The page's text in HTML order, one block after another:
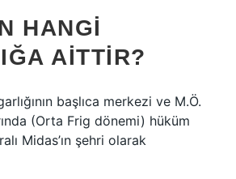
HANGI
AITTIR?
başlıca merkezi ve M.Ö.
(Orta Frig dönemi) hüküm
Midas’ın şehri olarak